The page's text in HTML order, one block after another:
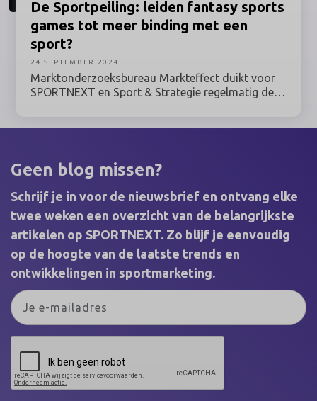
De Sportpeiling: leiden fantasy sports
games tot meer binding met een
sport?
Marktonderzoeksbureau Markteffect duikt voor
SPORTNEXT en Sport & Strategie regelmatig de
sports games de binding met bepaalde sporten of
teams verhogen.
24 SEPTEMBER 2024
Geen blog missen?
Schrijf je in voor de nieuwsbrief en ontvang elke
twee weken een overzicht van de belangrijkste
artikelen op SPORTNEXT. Zo blijf je eenvoudig
op de hoogte van de laatste trends en
ontwikkelingen in sportmarketing.